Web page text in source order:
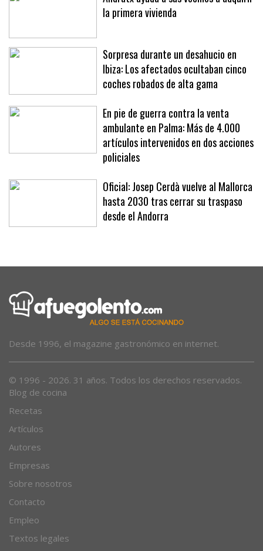
Andratx ayuda a sus vecinos a adquirir
Sorpresa durante un desahucio en
Ibiza: Los afectados ocultaban cinco
coches robados de alta gama
En pie de guerra contra la venta
ambulante en Palma: Más de 4.000
artículos intervenidos en dos acciones
policiales
Oficial: Josep Cerdà vuelve al Mallorca
hasta 2030 tras cerrar su traspaso
Blog de cocina
Recetas
Artículos
Autores
Empresas
Sobre nosotros
Contacto
Empleo